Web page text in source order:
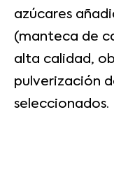
azúcares
(manteca de
alta calidad,
pulverización
seleccionados.